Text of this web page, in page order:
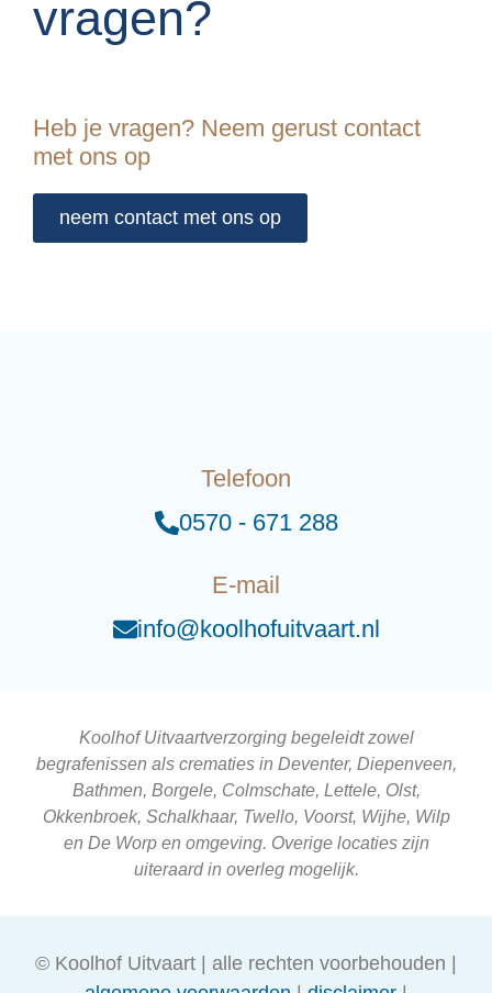
vragen?
Heb je vragen? Neem gerust contact
met ons op
neem contact met ons op
Telefoon
0570 - 671 288
E-mail
info@koolhofuitvaart.nl
Koolhof Uitvaartverzorging begeleidt zowel
begrafenissen als crematies in Deventer, Diepenveen,
Bathmen, Borgele, Colmschate, Lettele, Olst,
Okkenbroek, Schalkhaar, Twello, Voorst, Wijhe, Wilp
en De Worp en omgeving. Overige locaties zijn
uiteraard in overleg mogelijk.
© Koolhof Uitvaart | alle rechten voorbehouden |